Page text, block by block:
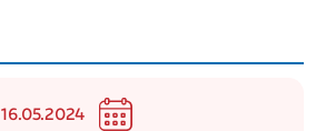
16.05.2024